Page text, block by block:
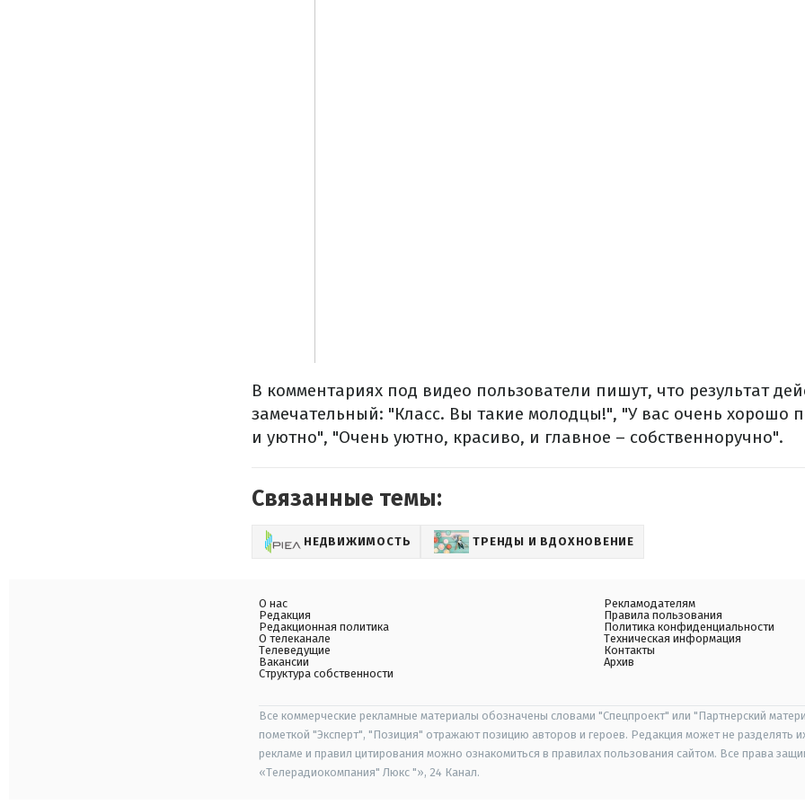
В комментариях под видео пользователи пишут, что результат
замечательный: "Класс. Вы такие молодцы!", "У вас очень хорошо
и уютно", "Очень уютно, красиво, и главное – собственноручно".
Связанные темы:
НЕДВИЖИМОСТЬ ТРЕНДЫ И ВДОХНОВЕНИЕ
О нас
Редакция
Редакционная политика
О телеканале
Телеведущие
Вакансии
Структура собственности
Рекламодателям
Правила пользования
Политика конфиденциальности
Техническая информация
Контакты
Архив
Все коммерческие рекламные материалы обозначены словами "Спецпроект" или "Партнерский
пометкой "Эксперт", "Позиция" отражают позицию авторов и героев. Редакция может не разделять
рекламе и правил цитирования можно ознакомиться в правилах пользования сайтом. Все права
«Телерадиокомпания" Люкс "», 24 Канал.